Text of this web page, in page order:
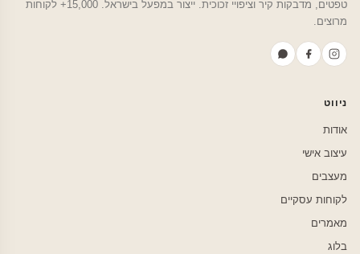
טפטים, מדבקות קיר וציפויי זכוכית. ייצור במפעל בישראל. 15,000+ לקוחות
מרוצים.
ניווט
אודות
עיצוב אישי
מעצבים
לקוחות עסקיים
מאמרים
בלוג